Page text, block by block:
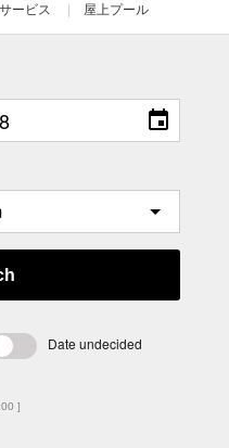
ービス
屋上プール
Date undecided
]